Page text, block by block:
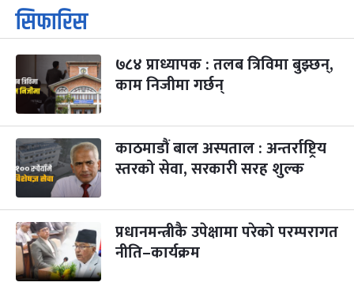
१
आइत
कार्तिक सङ्क्रान्ति
कार्तिक १, २०८३
३
मंगल
महानवमी
कार्तिक ३, २०८३-Oct 20, 2026
२ महिना बाँकी
४
बुध कार्तिक ४, २०८३ Oct 21, 2026
५
बिहि
पापा‌ङ्कुशा एकादशी व्रत
कार्तिक ५, २०८३
२ महिना बाँकी
२२
आइत
कुकुर तिहार
कार्तिक २२, २०८३-Nov 8, 2026
३ महिना बाँकी
सिफारिस
७८४ प्राध्यापक : तलब त्रिविमा बुझ्छन्,
काम निजीमा गर्छन्
काठमाडौं बाल अस्पताल : अन्तर्राष्ट्रिय
स्तरको सेवा, सरकारी सरह शुल्क
प्रधानमन्त्रीकै उपेक्षामा परेको परम्परागत
नीति–कार्यक्रम